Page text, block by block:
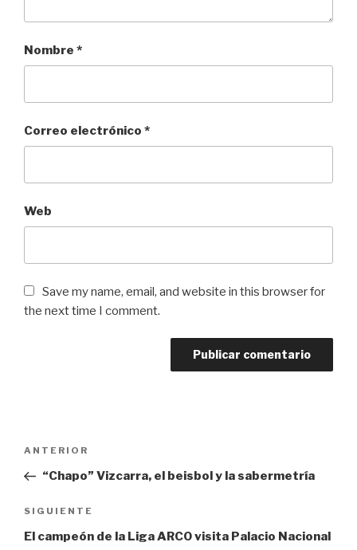
Nombre *
Correo electrónico *
Web
Save my name, email, and website in this browser for
the next time I comment.
Navegación
entradas
Entrada
anterior:
ANTERIOR
“Chapo” Vizcarra, el beisbol y la sabermetría
Siguiente
entrada
SIGUIENTE
El campeón de la Liga ARCO visita Palacio Nacional